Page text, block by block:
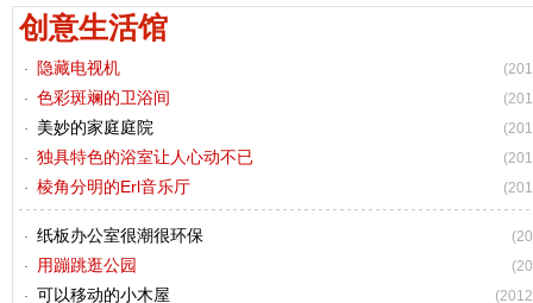
创意生活馆
隐藏电视机
色彩斑斓的卫浴间
美妙的家庭庭院
独具特色的浴室让人心动不已
棱角分明的Erl音乐厅
纸板办公室很潮很环保
用蹦跳逛公园
可以移动的小木屋